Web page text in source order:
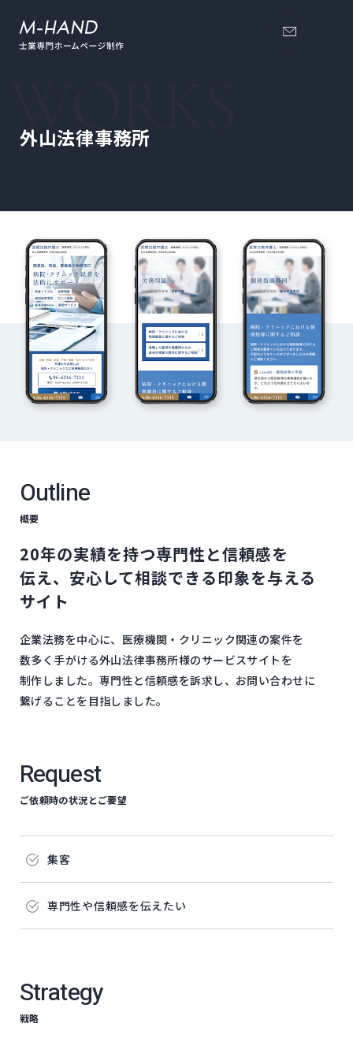
外山法律事務所
Outline
概要
20年の​実績を​持つ​専門性と​信頼感を​
伝え、​安心して​相談できる​印象を​与える​
サイト
企業法務を​中心に、​医療機関・​クリニック関連の​案件を​
数多く​手が​ける​外山法律事務所様の​サービスサイトを​
制作しました。​専門性と​信頼感を​訴求し、​お問い​合わせに​
繋げる​ことを​目指しました。
Request
ご依頼時の状況とご要望
集客
専門性や​信頼感を​伝えたい
Strategy
戦略